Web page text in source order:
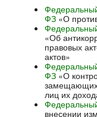
ФЗ «О
«Об
правовых
актов»
ФЗ «О
замещающих
лиц их
внесении